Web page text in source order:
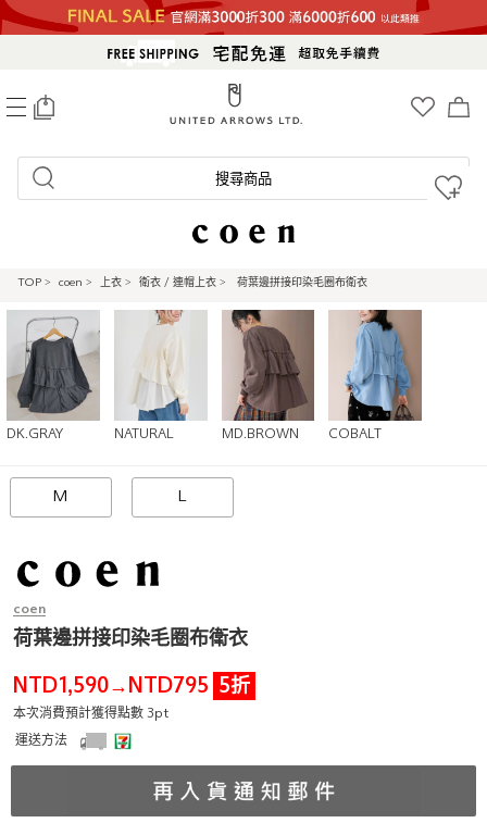
搜尋商品
TOP > coen > 上衣 > 衛衣 / 連帽上衣 > 荷葉邊拼接印染毛圈布衛衣
DK.GRAY NATURAL MD.BROWN COBALT
M
coen
荷葉邊拼接印染毛圈布衛衣
NTD1,590→ NTD795 5折
本次消費預計獲得點數 3pt
運送方法